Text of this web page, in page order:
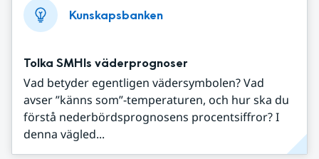
Kunskapsbanken
Tolka SMHIs väderprognoser
Vad betyder egentligen vädersymbolen? Vad
avser ”känns som”-temperaturen, och hur ska du
förstå nederbördsprognosens procentsiffror? I
denna vägled...